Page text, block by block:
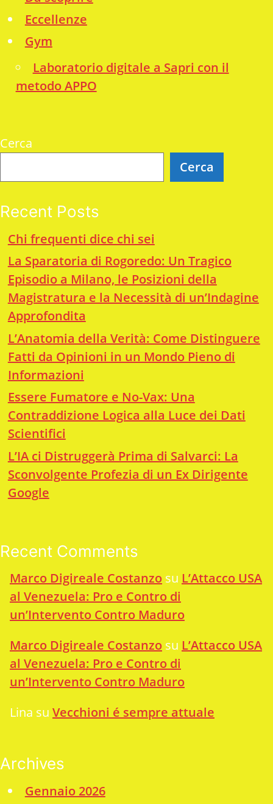
Eccellenze
Gym
Laboratorio digitale a Sapri con il
metodo APPO
Cerca
Cerca
Recent Posts
Chi frequenti dice chi sei
La Sparatoria di Rogoredo: Un Tragico
Episodio a Milano, le Posizioni della
Magistratura e la Necessità di un’Indagine
Approfondita
L’Anatomia della Verità: Come Distinguere
Fatti da Opinioni in un Mondo Pieno di
Informazioni
Essere Fumatore e No-Vax: Una
Contraddizione Logica alla Luce dei Dati
Scientifici
L’IA ci Distruggerà Prima di Salvarci: La
Sconvolgente Profezia di un Ex Dirigente
Google
Recent Comments
Marco Digireale Costanzo su L’Attacco USA
al Venezuela: Pro e Contro di
un’Intervento Contro Maduro
Marco Digireale Costanzo su L’Attacco USA
al Venezuela: Pro e Contro di
un’Intervento Contro Maduro
Lina su Vecchioni é sempre attuale
Archives
Gennaio 2026